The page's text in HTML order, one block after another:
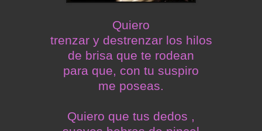
Quiero
trenzar y destrenzar los hilos
de brisa que te rodean
para que, con tu suspiro
me poseas.
Quiero que tus dedos ,